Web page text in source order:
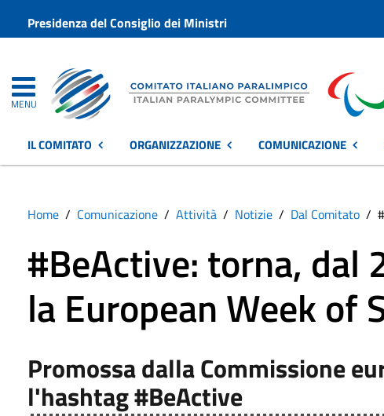
Presidenza del Consiglio dei Ministri
MENU
IL COMITATO ORGANIZZAZIONE COMUNICAZIONE
Home Comunicazione Attività Notizie Dal Comitato
#BeActive: torna, dal
la European Week of
Promossa dalla Commissione
l'hashtag #BeActive